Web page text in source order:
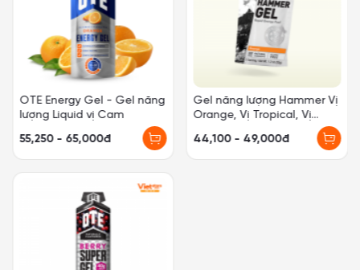
OTE Energy Gel - Gel năng
lượng Liquid vị Cam
55,250 - 65,000đ
Gel năng lượng Hammer Vị
Orange, Vị Tropical, Vị
Cinnamon
44,100 - 49,000đ